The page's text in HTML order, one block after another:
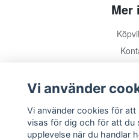
Mer
Sociala
Vi använder
Vi använder cookies för att
visas för dig och för att du
upplevelse när du handlar